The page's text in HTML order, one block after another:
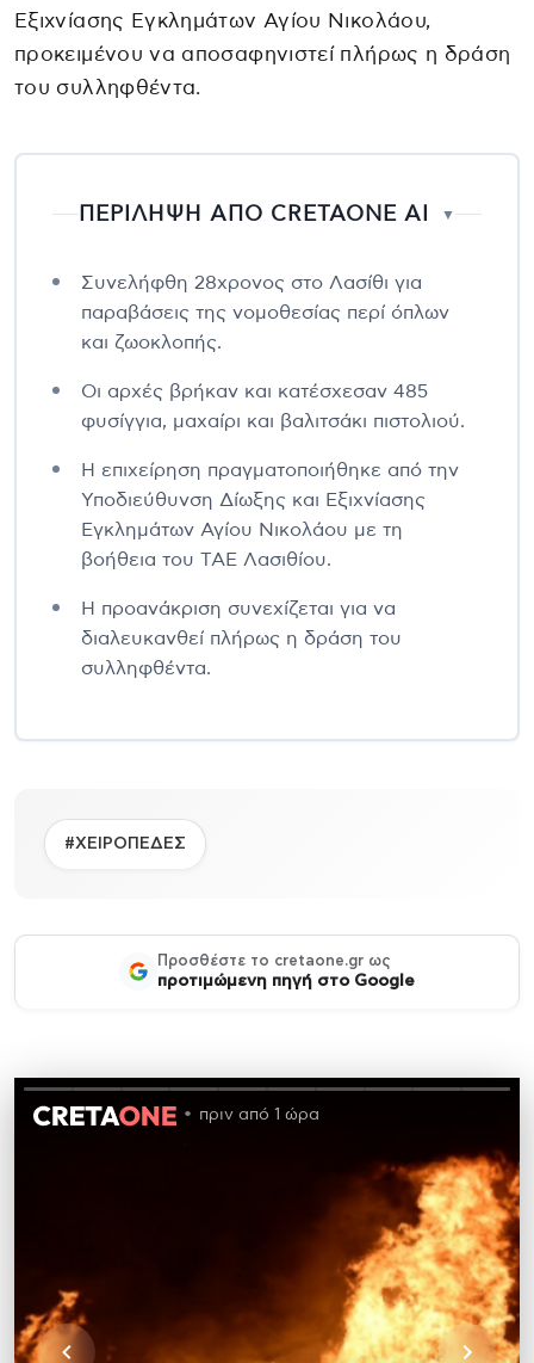
Εξιχνίασης Εγκλημάτων Αγίου Νικολάου,
προκειμένου να αποσαφηνιστεί πλήρως η δράση
του συλληφθέντα.
ΠΕΡΙΛΗΨΗ ΑΠΟ CRETAONE AI ▼
Συνελήφθη 28χρονος στο Λασίθι για
παραβάσεις της νομοθεσίας περί όπλων
και ζωοκλοπής.
Οι αρχές βρήκαν και κατέσχεσαν 485
φυσίγγια, μαχαίρι και βαλιτσάκι πιστολιού.
Η επιχείρηση πραγματοποιήθηκε από την
Υποδιεύθυνση Δίωξης και Εξιχνίασης
Εγκλημάτων Αγίου Νικολάου με τη
βοήθεια του ΤΑΕ Λασιθίου.
Η προανάκριση συνεχίζεται για να
διαλευκανθεί πλήρως η δράση του
συλληφθέντα.
#ΧΕΙΡΟΠΕΔΕΣ
Προσθέστε το cretaone.gr ως
προτιμώμενη πηγή στο Google
πριν από 1 ώρα